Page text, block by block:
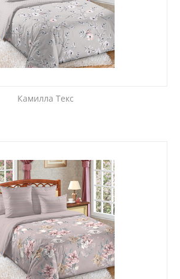
Камилла Текс